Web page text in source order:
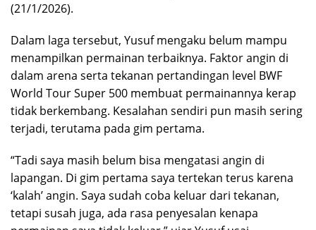
(21/1/2026).
Dalam laga tersebut, Yusuf mengaku belum mampu
menampilkan permainan terbaiknya. Faktor angin di
dalam arena serta tekanan pertandingan level BWF
World Tour Super 500 membuat permainannya kerap
tidak berkembang. Kesalahan sendiri pun masih sering
terjadi, terutama pada gim pertama.
“Tadi saya masih belum bisa mengatasi angin di
lapangan. Di gim pertama saya tertekan terus karena
‘kalah’ angin. Saya sudah coba keluar dari tekanan,
tetapi susah juga, ada rasa penyesalan kenapa